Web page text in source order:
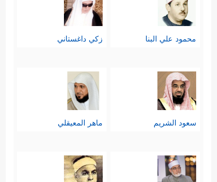
محمود علي البنا زكي داغستاني
سعود الشريم ماهر المعيقلي